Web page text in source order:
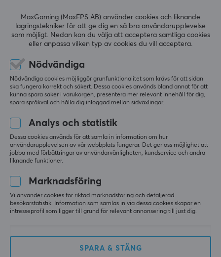
99 kr
(0)
59 kr
Lanberg
LAN Splitter för
(0)
GameSir
USB-C Gaming
(3)
MaxGaming (MaxFPS AB) använder cookies och liknande
lagringstekniker för att ge dig en så bra användarupplevelse
som möjligt. Nedan kan du välja att acceptera samtliga cookies
eller anpassa vilken typ av cookies du vill acceptera.
Nödvändiga
Nödvändiga cookies möjliggör grunfunktionalitet som krävs för att sidan
ska fungera korrekt och säkert. Dessa cookies används bland annat för att
kunna spara saker i varukorgen, presentera mer relevant innehåll för dig,
spara språkval och hålla dig inloggad mellan sidväxlingar.
Analys och statistik
Dessa cookies används för att samla in information om hur
användarupplevelsen av vår webbplats fungerar. Det ger oss möjlighet att
jobba med förbättringar av användarvänligheten, kundservice och andra
liknande funktioner.
Marknadsföring
Vi använder cookies för riktad marknadsföring och detaljerad
besökarstatistik. Information som samlas in via dessa cookies skapar en
intresseprofil som ligger till grund för relevant annonsering till just dig.
SPARA & STÄNG